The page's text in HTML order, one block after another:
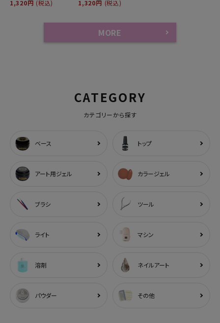
1,320円 (税込)
1,320円 (税込)
MORE
CATEGORY
カテゴリーから探す
ベース トップ
アート用ジェル カラージェル
ブラシ ツール
ライト マシン
溶剤 ネイルアート
パウダー その他